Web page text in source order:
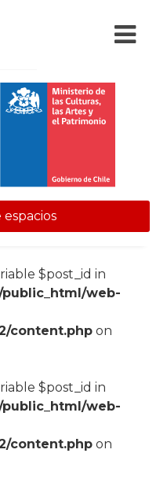
$post_id in
web-
content.phpon
$post_id in
web-
content.phpon